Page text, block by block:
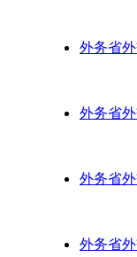
外务省
外务省
外务省
外务省